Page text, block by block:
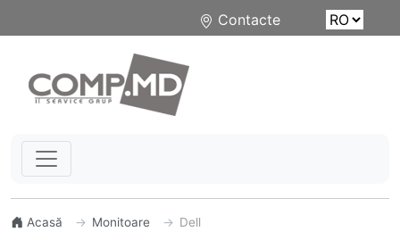
Contacte
Acasă Monitoare Dell